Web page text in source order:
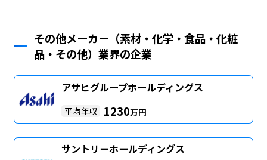
その他メーカー（素材・化学・食品・化粧
品・その他）業界の企業
アサヒグループホールディングス
平均年収 1230万円
サントリーホールディングス